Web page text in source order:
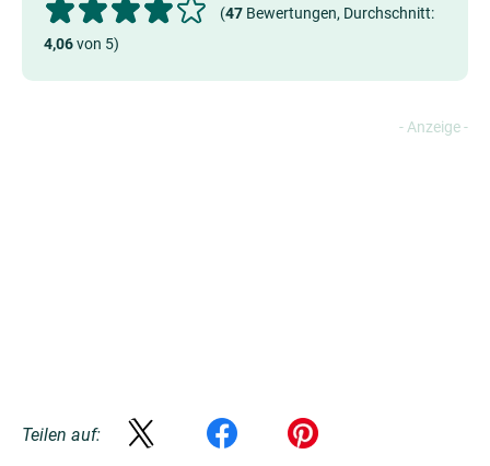
(47 Bewertungen, Durchschnitt:
4,06von 5)
Teilen auf: